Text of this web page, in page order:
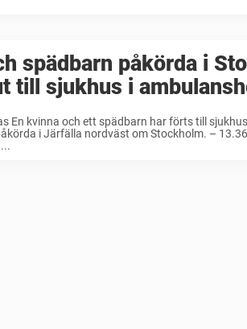
spädbarn påkörda i
till sjukhus i
En kvinna och ett spädbarn har förts till
i Järfälla nordväst om Stockholm. –